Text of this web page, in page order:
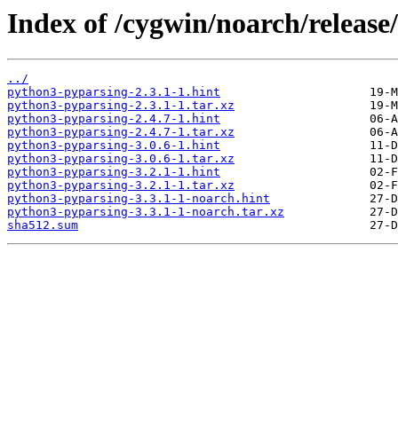
Index of /cygwin/noarch/
../
python3-pyparsing-2.3.1-1.hint
python3-pyparsing-2.3.1-1.tar.xz
python3-pyparsing-2.4.7-1.hint
python3-pyparsing-2.4.7-1.tar.xz
python3-pyparsing-3.0.6-1.hint
python3-pyparsing-3.0.6-1.tar.xz
python3-pyparsing-3.2.1-1.hint
python3-pyparsing-3.2.1-1.tar.xz
python3-pyparsing-3.3.1-1-noarch.hint
python3-pyparsing-3.3.1-1-noarch.tar.xz
sha512.sum